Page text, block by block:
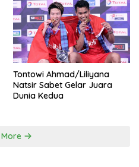
Tontowi Ahmad/Liliyana
Natsir Sabet Gelar Juara
Dunia Kedua